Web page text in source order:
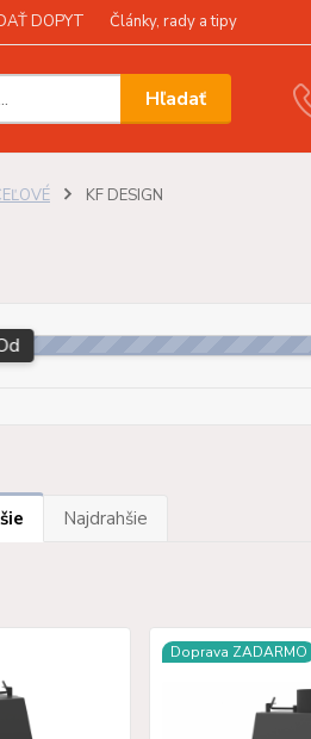
DOPYT Články, rady a tipy
Hľadať
KF DESIGN
Najdrahšie
Doprava ZADARMO